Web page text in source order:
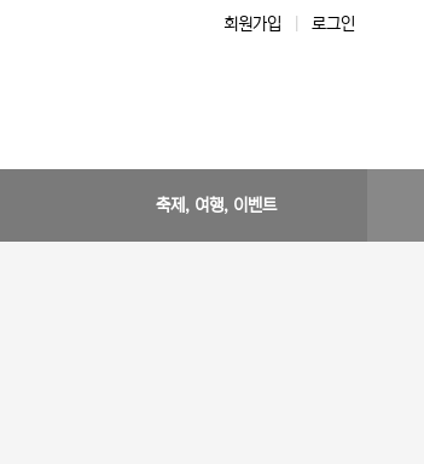
회원가입 로그인
축제, 여행, 이벤트